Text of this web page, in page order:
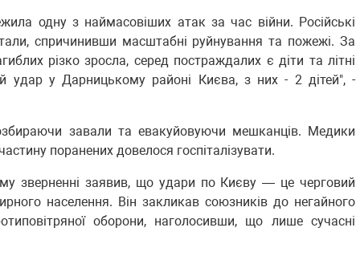
одну з наймасовіших атак за час війни. Російські
спричинивши масштабні руйнування та пожежі. За
різко зросла, серед постраждалих є діти та літні
удар у Дарницькому районі Києва, з них - 2 дітей", -
завали та евакуйовуючи мешканців. Медики
поранених довелося госпіталізувати.
зверненні заявив, що удари по Києву — це черговий
населення. Він закликав союзників до негайного
оборони, наголосивши, що лише сучасні